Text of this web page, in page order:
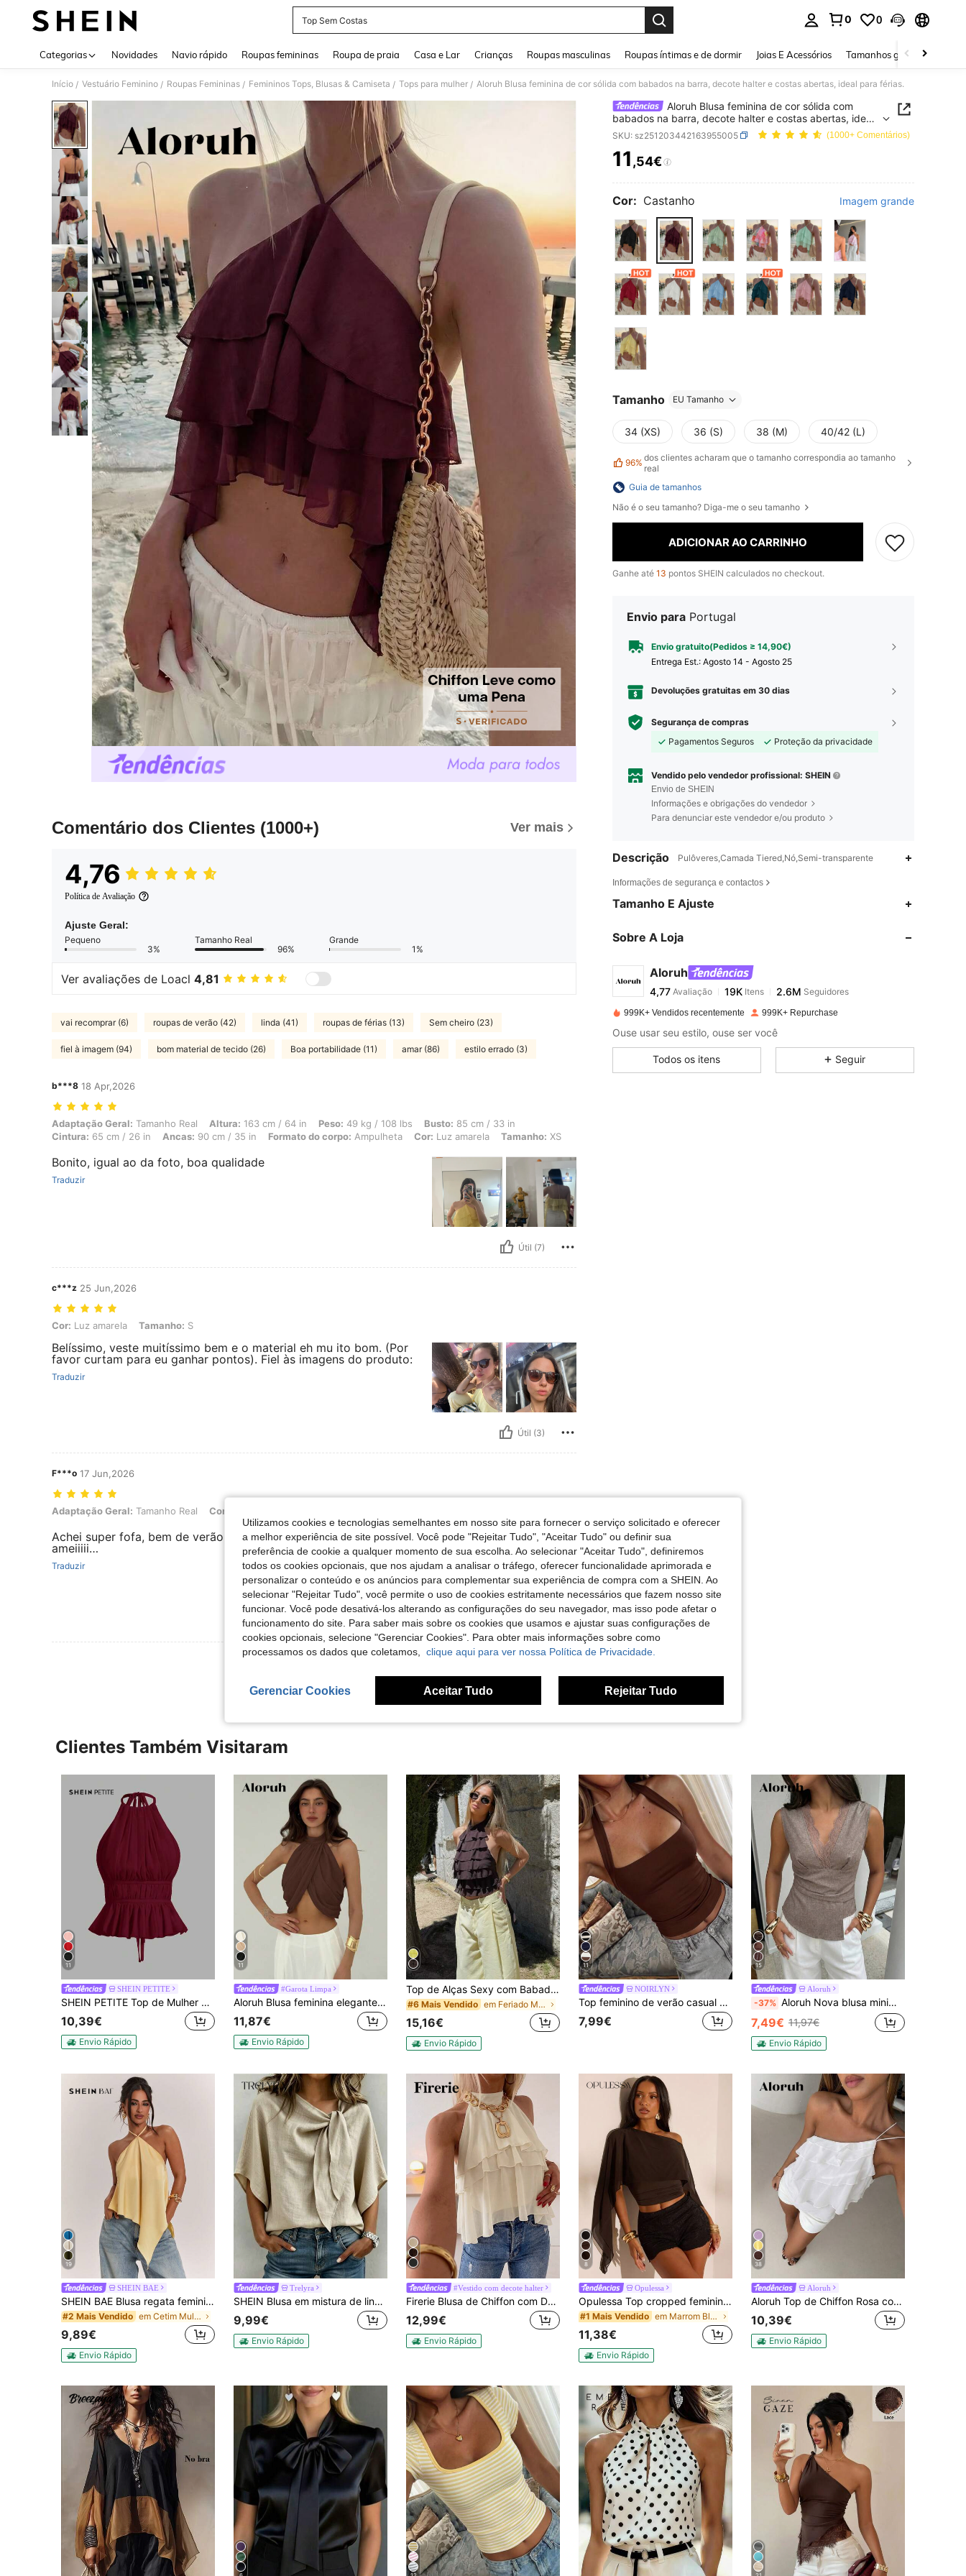
Top Sem Costas
0 0
Categorias Novidades Navio rápido Roupas femininas Roupa de praia Casa e Lar Crianças Roupas masculinas Roupas íntimas e de dormir Joias E Acessórios Tamanhos grandes
Início / Vestuário Feminino / Roupas Femininas / Femininos Tops, Blusas & Camiseta / Tops para mulher / Aloruh Blusa feminina de cor sólida com babados na barra, decote halter e costas abertas, ideal para férias.
Comentário dos Clientes (1000+) Ver mais
4,76
Política de Avaliação
Ajuste Geral:
Pequeno
3%
Tamanho Real
96%
Grande
1%
Ver avaliações de Loacl 4,81
vai recomprar (6) roupas de verão (42) linda (41) roupas de férias (13) Sem cheiro (23)
fiel à imagem (94) bom material de tecido (26) Boa portabilidade (11) amar (86) estilo errado (3)
b***8 18 Apr,2026
Adaptação Geral: Tamanho Real, Altura: 163 cm / 64 in, Peso: 49 kg / 108 lbs, Busto: 85 cm / 33 in, Cintura: 65 cm / 26 in, Ancas: 90 cm / 35 in, Formato do corpo: Ampulheta, Cor: Luz amarela, Tamanho: XS
Adaptação Geral: Tamanho Real Altura: 163 cm / 64 in Peso: 49 kg / 108 lbs Busto: 85 cm / 33 in
Cintura: 65 cm / 26 in Ancas: 90 cm / 35 in Formato do corpo: Ampulheta Cor: Luz amarela Tamanho: XS
Bonito, igual ao da foto, boa qualidade
Traduzir
Útil (7)
c***z 25 Jun,2026
Cor: Luz amarela, Tamanho: S
Cor: Luz amarela Tamanho: S
Belíssimo, veste muitíssimo bem e o material eh mu ito bom. (Por
favor curtam para eu ganhar pontos). Fiel às imagens do produto:
Traduzir
Útil (3)
F***o 17 Jun,2026
Adaptação Geral: Tamanho Real, Cor: Verde, Tamanho: S
Adaptação Geral: Tamanho Real Cor:
Achei super fofa, bem de verão e da muito movimento, e essa cor nada a dizer
ameiiiii…
Traduzir
Útil (2)
Ver Mais Avaliações
Aloruh Blusa feminina de cor sólida com
babados na barra, decote halter e costas abertas, ideal
para férias.
SKU: sz251203442163955005 (1000+ Comentários)
PRICE AND AVAILABILITY
11,54€
Cor: Castanho Imagem grande
Tamanho EU Tamanho
34 (XS) 36 (S) 38 (M) 40/42 (L)
96% dos clientes acharam que o tamanho correspondia ao tamanho
real
Guia de tamanhos
Não é o seu tamanho? Diga-me o seu tamanho
ADICIONAR AO CARRINHO
Ganhe até 13 pontos SHEIN calculados no checkout.
Envio para Portugal
Envio gratuito(Pedidos ≥ 14,90€)
Entrega Est.: Agosto 14 - Agosto 25
Devoluções gratuitas em 30 dias
Segurança de compras
Pagamentos Seguros
Proteção da privacidade
Vendido pelo vendedor profissional: SHEIN
Envio de SHEIN
Informações e obrigações do vendedor
Para denunciar este vendedor e/ou produto
Descrição Pulôveres,Camada Tiered,Nó,Semi-transparente
Informações de segurança e contactos
Tamanho E Ajuste
Sobre A Loja
Aloruh
4,77
4,77 Avaliação 19KItens
c***apago1 dia atrás
4,77
999K+ Vendidos recentemente 999K+ Repurchase
Ouse usar seu estilo, ouse ser você
Todos os itens Seguir
Clientes Também Visitaram
11
SHEIN PETITE
SHEIN PETITE Top de Mulher Plissado com Decote Halter, Atado à Cintura e Costas Nuas, Cor Bordô, para Mulheres Pequenas
10,39€
Envio Rápido
11
#Garota Limpa
Aloruh Blusa feminina elegante e sexy, casual, em chiffon, com pregas cruzadas nas costas, decote com botões, na cor marrom, ideal para férias.
11,87€
Envio Rápido
Top de Alças Sexy com Babados para Mulher, Top Curto de Verão para Festa, Top Cami Castanho, Decote nas Costas, Curto com Atacadores, Ombros Descobertos, para Sair, Y2K, Casual
#6 Mais Vendido em Feriado Mulheres Tank Tops & Camis
15,16€
Envio Rápido
11
NOIRLYN
Top feminino de verão casual estilo retro hot girl, cor lisa, com decote halter, adequado para streetwear e deslocações, castanho
7,99€
15
Aloruh
-37% Aloruh Nova blusa minimalista de moda para deslocamento com patchwork de renda, cintura plissada, efeito emagrecedor, decote em V assimétrico, tipo pullover
7,49€ 11,97€
Envio Rápido
19
SHEIN BAE
SHEIN BAE Blusa regata feminina casual de cetim amarelo liso, com decote halter nas costas, barra assimétrica e modelagem que valoriza as costas. Ideal para férias na praia ou momentos de lazer com as amigas. Regata elegante e prática em cetim amarelo.
#2 Mais Vendido em Cetim Mulheres Tank Tops & Camis
9,89€
Envio Rápido
Trelyra
SHEIN Blusa em mistura de linho com decote em V com laço e mangas morcego, top cottagecore campestre, camisa business casual para deslocações, Halloween, festival, praia e uso diário
9,99€
Envio Rápido
#Vestido com decote halter
Firerie Blusa de Chiffon com Decote Halter e Babados, Estilo Bolo, para Praia, Férias de Verão, Tropical, Resort Wear, Boho Chic, Vacationcore
12,99€
Envio Rápido
8
Opulessa
Opulessa Top cropped feminino elegante, liso, com detalhes em tule e ombros assimétricos, ideal para o verão.
#1 Mais Vendido em Marrom Blusas versáteis para o dia a dia
11,38€
Envio Rápido
38
Aloruh
Aloruh Top de Chiffon Rosa com Um Ombro, Costas Nuas e Babados Multicamadas, Primavera/Verão, Elegante e Romântico, para Encontros, Dia dos Namorados, Época de Casamentos, Estilo Hot Girl, Férias, Estética de Casamento
10,39€
Envio Rápido
Utilizamos cookies e tecnologias semelhantes em nosso site para fornecer o serviço solicitado e oferecer
a melhor experiência de site possível. Você pode "Rejeitar Tudo", "Aceitar Tudo" ou definir sua
preferência de cookie a qualquer momento de sua escolha. Ao selecionar "Aceitar Tudo", definiremos
todos os cookies opcionais, que nos ajudam a analisar o tráfego, oferecer funcionalidade aprimorada e
personalizar o conteúdo e os anúncios para complementar sua experiência de compra com a SHEIN. Ao
selecionar "Rejeitar Tudo", você permite o uso de cookies estritamente necessários que fazem nosso site
funcionar. Você pode desativá-los alterando as configurações do seu navegador, mas isso pode afetar o
funcionamento do site. Para saber mais sobre os cookies que usamos e ajustar suas configurações de
cookies opcionais, selecione "Gerenciar Cookies". Para obter mais informações sobre como
processamos os dados que coletamos, clique aqui para ver nossa Política de Privacidade.
Gerenciar Cookies Aceitar Tudo Rejeitar Tudo